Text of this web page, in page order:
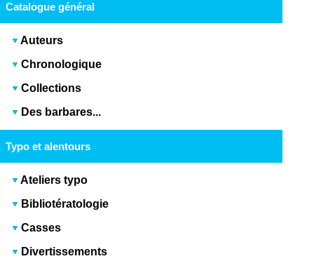
Catalogue général
Auteurs
Chronologique
Collections
Des barbares...
Typo et alentours
Ateliers typo
Bibliotératologie
Casses
Divertissements